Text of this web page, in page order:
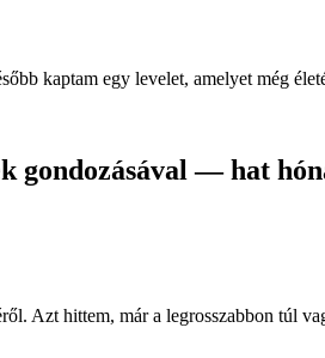
kaptam egy levelet, amelyet még
— hat
Azt hittem, már a legrosszabbon túl